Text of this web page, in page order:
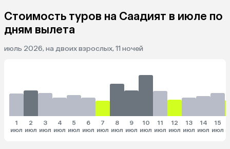
Стоимость туров на Саадият в июле по
дням вылета
июль 2026, на двоих взрослых, 11 ночей
1
июл
2
июл
3
июл
4
июл
5
июл
6
июл
7
июл
8
июл
9
июл
10
июл
11
июл
12
июл
13
июл
14
июл
15
июл